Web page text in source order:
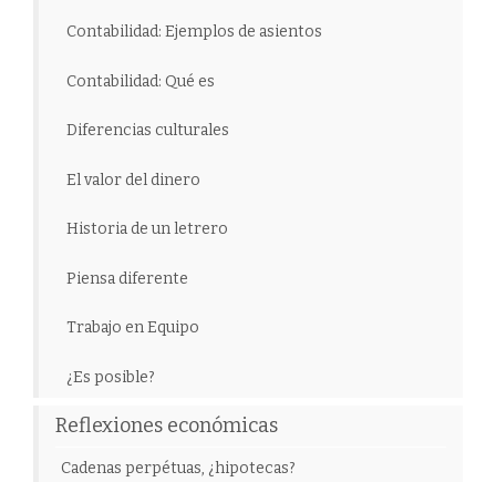
Contabilidad: Ejemplos de asientos
Contabilidad: Qué es
Diferencias culturales
El valor del dinero
Historia de un letrero
Piensa diferente
Trabajo en Equipo
¿Es posible?
Reflexiones económicas
Cadenas perpétuas, ¿hipotecas?